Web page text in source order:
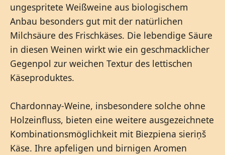
ungespritete Weißweine aus biologischem
Anbau besonders gut mit der natürlichen
Milchsäure des Frischkäses. Die lebendige Säure
in diesen Weinen wirkt wie ein geschmacklicher
Gegenpol zur weichen Textur des lettischen
Käseproduktes.
Chardonnay-Weine, insbesondere solche ohne
Holzeinfluss, bieten eine weitere ausgezeichnete
Kombinationsmöglichkeit mit Biezpiena sieriņš
Käse. Ihre apfeligen und birnigen Aromen